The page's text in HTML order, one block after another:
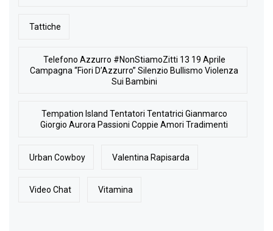
Tattiche
Telefono Azzurro #NonStiamoZitti 13 19 Aprile
Campagna “Fiori D’Azzurro” Silenzio Bullismo Violenza
Sui Bambini
Tempation Island Tentatori Tentatrici Gianmarco
Giorgio Aurora Passioni Coppie Amori Tradimenti
Urban Cowboy Valentina Rapisarda
Video Chat Vitamina